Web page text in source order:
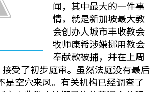
闻，其中最大的一件事
情，就是新加坡最大教
会创办人城市丰收教会
牧师康希涉嫌挪用教会
奉献款被捕，并在上周
受了初步庭审。虽然法庭没有最后
是空穴来风。有关机构已经调查了